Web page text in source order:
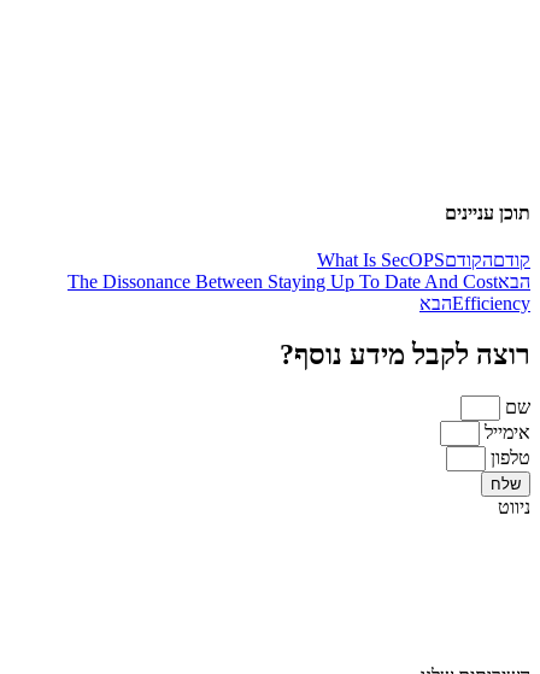
תוכן עניינים
קודםהקודםWhat Is SecOPS
הבאThe Dissonance Between Staying Up To Date And Cost
Efficiencyהבא
רוצה לקבל מידע נוסף?
שם
אימייל
טלפון
שלח
ניווט